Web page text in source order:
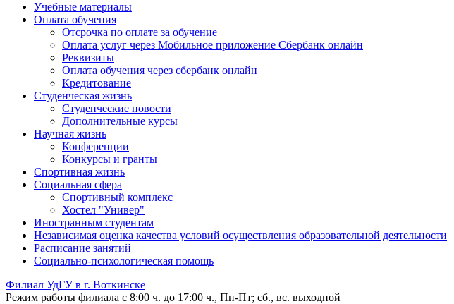
Учебные материалы
Оплата обучения
Отсрочка по оплате за обучение
Оплата услуг через Мобильное приложение Сбербанк онлайн
Реквизиты
Оплата обучения через сбербанк онлайн
Кредитование
Студенческая жизнь
Студенческие новости
Дополнительные курсы
Научная жизнь
Конференции
Конкурсы и гранты
Спортивная жизнь
Социальная сфера
Спортивный комплекс
Хостел "Универ"
Иностранным студентам
Независимая оценка качества условий осуществления образовательной деятельности
Расписание занятий
Социально-психологическая помощь
Филиал УдГУ в г. Воткинске
Режим работы филиала с 8:00 ч. до 17:00 ч., Пн-Пт; сб., вс. выходной